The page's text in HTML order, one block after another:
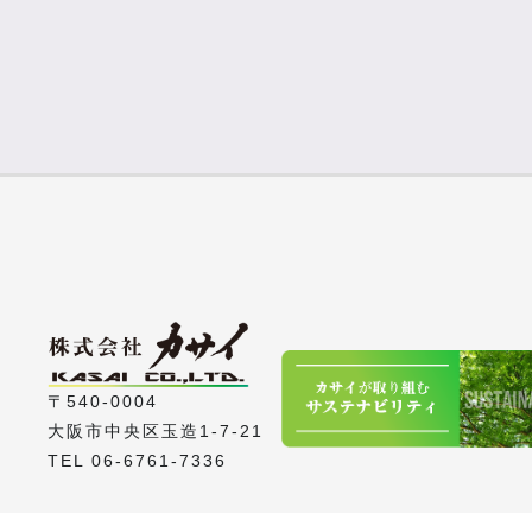
〒540-0004
大阪市中央区玉造1-7-21
TEL 06-6761-7336